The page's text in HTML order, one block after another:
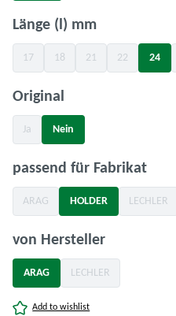
Länge (l) mmauswählen
17(Diese Option ist zurzeit nicht
18(Diese Option ist zurzeit nicht
21(Diese Option ist
22(Diese Option
24
Original
Ja(Diese Option ist zurzeit nicht
Nein(Diese Option ist zurzeit nicht
passend für Fabrikat
ARAG(Diese Option ist zurzeit nicht
HOLDER(Diese Option ist
LECHLER
(Diese
von Herstellerauswählen
ARAG(Diese Option ist zurzeit nicht
LECHLER(Diese Option ist
Add to wishlist